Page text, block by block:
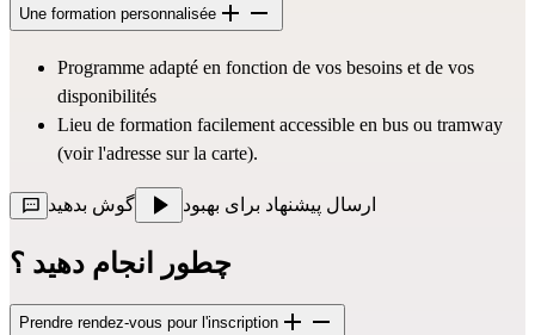
Une formation personnalisée
Programme adapté en fonction de vos besoins et de vos
disponibilités
Lieu de formation facilement accessible en bus ou tramway
(voir l'adresse sur la carte).
ارسال پیشنهاد برای بهبود گوش بدهید
چطور انجام دهید ؟
Prendre rendez-vous pour l'inscription